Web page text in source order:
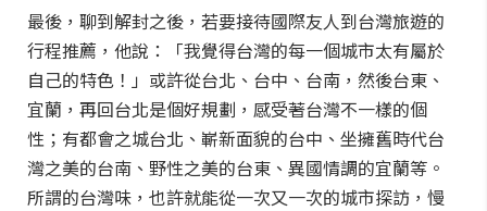
最後，聊到解封之後，若要接待國際友人到台灣旅遊的
行程推薦，他說：「我覺得台灣的每一個城市太有屬於
自己的特色！」或許從台北、台中、台南，然後台東、
宜蘭，再回台北是個好規劃，感受著台灣不一樣的個
性；有都會之城台北、嶄新面貌的台中、坐擁舊時代台
灣之美的台南、野性之美的台東、異國情調的宜蘭等。
所謂的台灣味，也許就能從一次又一次的城市探訪，慢